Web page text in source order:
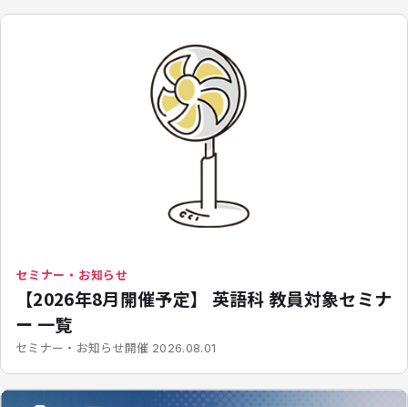
セミナー・お知らせ
【2026年8月開催予定】 英語科 教員対象セミナ
ー 一覧
セミナー・お知らせ開催 2026.08.01